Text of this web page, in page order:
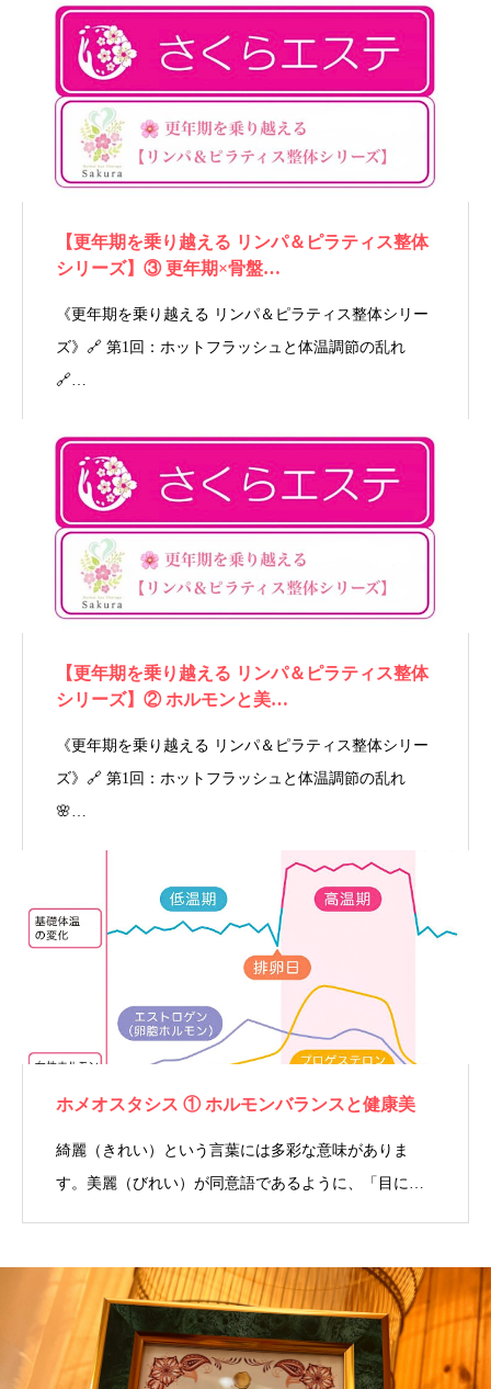
【更年期を乗り越える リンパ＆ピラティス整体
シリーズ】③ 更年期×骨盤…
《更年期を乗り越える リンパ＆ピラティス整体シリー
ズ》🔗 第1回：ホットフラッシュと体温調節の乱れ
🔗…
【更年期を乗り越える リンパ＆ピラティス整体
シリーズ】② ホルモンと美…
《更年期を乗り越える リンパ＆ピラティス整体シリー
ズ》🔗 第1回：ホットフラッシュと体温調節の乱れ
🌸…
ホメオスタシス ① ホルモンバランスと健康美
綺麗（きれい）という言葉には多彩な意味がありま
す。美麗（びれい）が同意語であるように、「目に…